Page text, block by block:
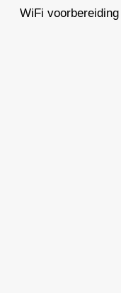
WiFi voorbereiding